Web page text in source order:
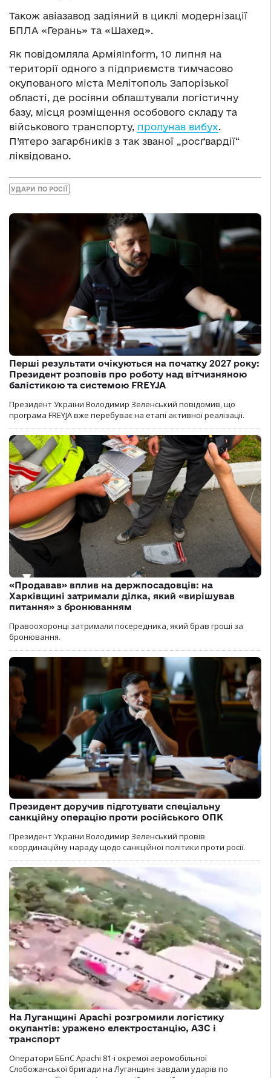
Також авіазавод задіяний в циклі модернізації
БПЛА «Герань» та «Шахед».
Як повідомляла АрміяInform, 10 липня на
території одного з підприємств тимчасово
окупованого міста Мелітополь Запорізької
області, де росіяни облаштували логістичну
базу, місця розміщення особового складу та
військового транспорту, пролунав вибух.
П’ятеро загарбників з так званої „росґвардії“
ліквідовано.
УДАРИ ПО РОСІЇ
Перші результати очікуються на початку 2027 року:
Президент розповів про роботу над вітчизняною
балістикою та системою FREYJA
Президент України Володимир Зеленський повідомив, що
програма FREYJA вже перебуває на етапі активної реалізації.
«Продавав» вплив на держпосадовців: на
Харківщині затримали ділка, який «вирішував
питання» з бронюванням
Правоохоронці затримали посередника, який брав гроші за
бронювання.
Президент доручив підготувати спеціальну
санкційну операцію проти російського ОПК
Президент України Володимир Зеленський провів
координаційну нараду щодо санкційної політики проти росії.
На Луганщині Apachi розгромили логістику
окупантів: уражено електростанцію, АЗС і
транспорт
Оператори ББпС Apachi 81-ї окремої аеромобільної
Слобожанської бригади на Луганщині завдали ударів по